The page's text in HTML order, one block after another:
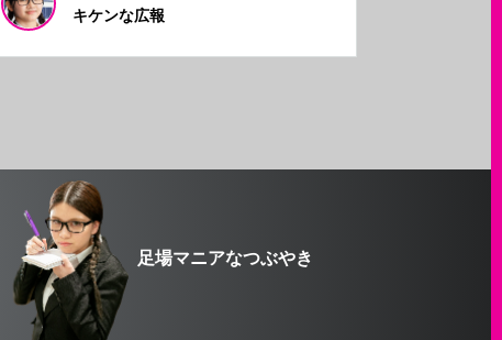
キケンな広報
足場マニアなつぶやき